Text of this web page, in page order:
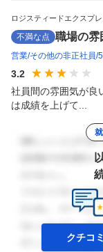
ロジスティードエクスプ
不満な点 職場の雰
営業 その他の非正社員
3.2
社員間の雰囲気が良
は成績を上げて...
クチコ